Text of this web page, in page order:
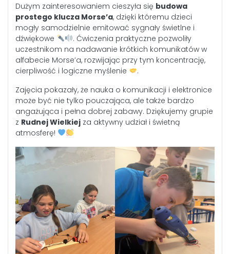
Dużym zainteresowaniem cieszyła się budowa
prostego klucza Morse’a, dzięki któremu dzieci
mogły samodzielnie emitować sygnały świetlne i
dźwiękowe
. Ćwiczenia praktyczne pozwoliły
uczestnikom na nadawanie krótkich komunikatów w
alfabecie Morse’a, rozwijając przy tym koncentrację,
cierpliwość i logiczne myślenie
.
Zajęcia pokazały, że nauka o komunikacji i elektronice
może być nie tylko pouczająca, ale także bardzo
angażująca i pełna dobrej zabawy. Dziękujemy grupie
z Rudnej Wielkiej za aktywny udział i świetną
atmosferę!